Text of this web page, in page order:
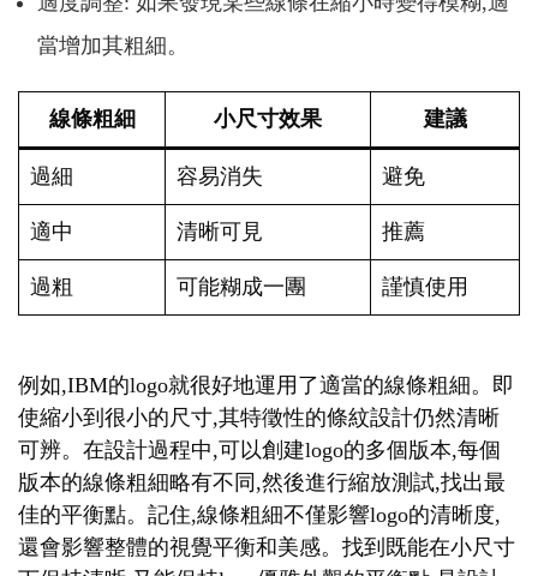
當增加其粗細。
線條粗細 小尺寸效果 建議
過細 容易消失 避免
適中 清晰可見 推薦
過粗 可能糊成一團 謹慎使用
例如,IBM的logo就很好地運用了適當的線條粗細。即
使縮小到很小的尺寸,其特徵性的條紋設計仍然清晰
可辨。在設計過程中,可以創建logo的多個版本,每個
版本的線條粗細略有不同,然後進行縮放測試,找出最
佳的平衡點。記住,線條粗細不僅影響logo的清晰度,
還會影響整體的視覺平衡和美感。找到既能在小尺寸